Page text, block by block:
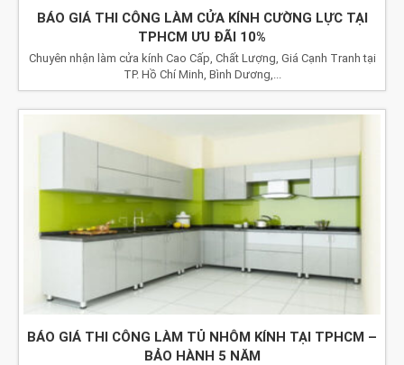
BÁO GIÁ THI CÔNG LÀM CỬA KÍNH CƯỜNG LỰC TẠI
TPHCM ƯU ĐÃI 10%
Chuyên nhận làm cửa kính Cao Cấp, Chất Lượng, Giá Cạnh Tranh tại
TP. Hồ Chí Minh, Bình Dương,...
BÁO GIÁ THI CÔNG LÀM TỦ NHÔM KÍNH TẠI TPHCM –
BẢO HÀNH 5 NĂM